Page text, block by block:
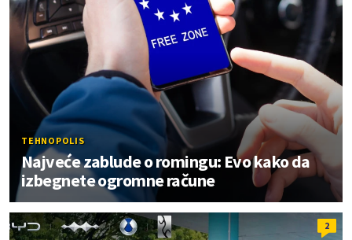
TEHNOPOLIS
Najveće zablude o romingu: Evo kako da
izbegnete ogromne račune
2